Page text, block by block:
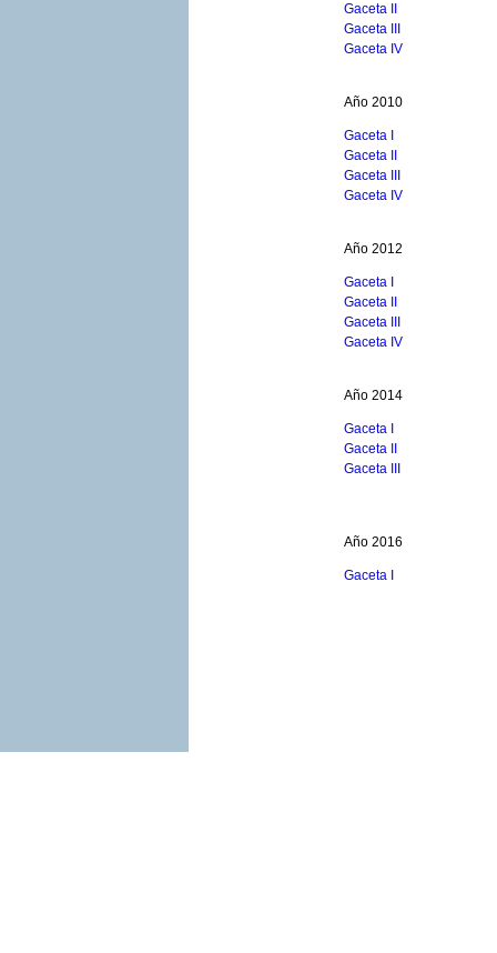
Gaceta II
Gaceta III
Gaceta IV
Año 2010
Gaceta I
Gaceta II
Gaceta III
Gaceta IV
Año 2012
Gaceta I
Gaceta II
Gaceta III
Gaceta IV
Año 2014
Gaceta I
Gaceta II
Gaceta III
Año 2016
Gaceta I